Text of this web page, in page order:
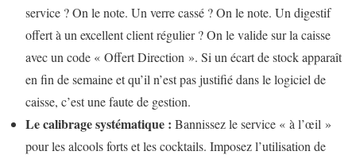
service ? On le note. Un verre cassé ? On le note. Un digestif
offert à un excellent client régulier ? On le valide sur la caisse
avec un code « Offert Direction ». Si un écart de stock apparaît
en fin de semaine et qu’il n’est pas justifié dans le logiciel de
caisse, c’est une faute de gestion.
Le calibrage systématique : Bannissez le service « à l’œil »
pour les alcools forts et les cocktails. Imposez l’utilisation de